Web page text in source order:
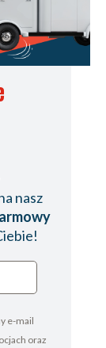
nasz
e-mail
oraz